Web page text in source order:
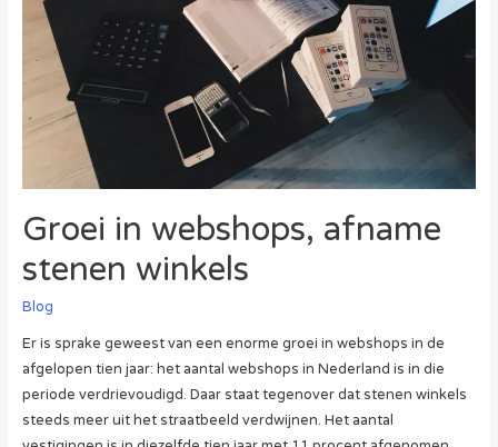
Groei in webshops, afname
stenen winkels
Blog
Er is sprake geweest van een enorme groei in webshops in de
afgelopen tien jaar: het aantal webshops in Nederland is in die
periode verdrievoudigd. Daar staat tegenover dat stenen winkels
steeds meer uit het straatbeeld verdwijnen. Het aantal